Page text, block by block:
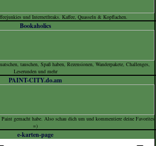
und Internetfreaks. Kaffee, Quasseln & Kopflachen.
Bookaholics
tauschen, Spaß haben, Rezensionen, Wanderpakete, Challenges,
Leserunden und mehr
PAINT-CITY.do.am
gemacht habe. Also schau dich um und kommentiere deine Favorites
=)
e-karten-page